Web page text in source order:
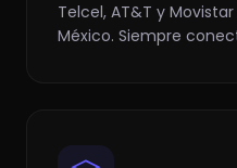
Telcel, AT&T y
México. Siempre